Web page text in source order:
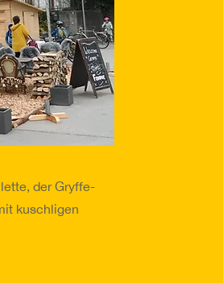
der Gryffe-
kuschligen